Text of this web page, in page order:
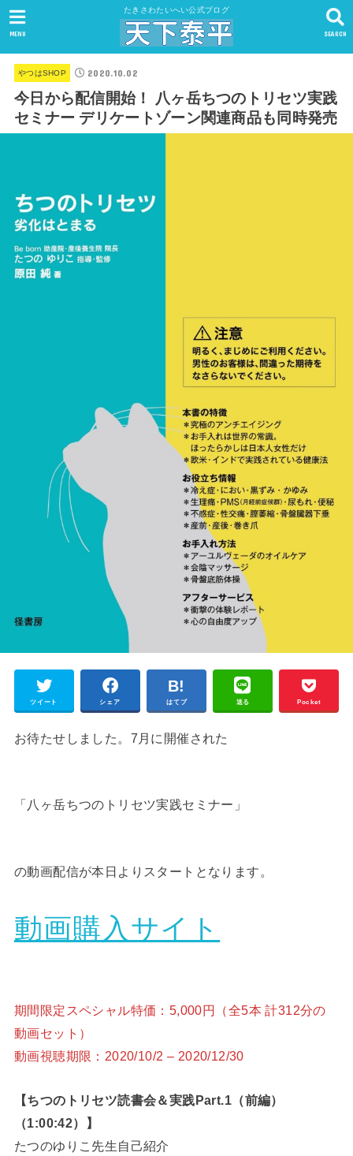
たきさわたいへい公式ブログ
SEARCH
MENU
やつはSHOP 2020.10.02
今日から配信開始！ 八ヶ岳ちつのトリセツ実践
セミナー デリケートゾーン関連商品も同時発売
ツイート シェア はてブ 送る Pocket
お待たせしました。7月に開催された
「八ヶ岳ちつのトリセツ実践セミナー」
の動画配信が本日よりスタートとなります。
動画購入サイト
期間限定スペシャル特価：5,000円（全5本 計312分の
動画セット）
動画視聴期限：2020/10/2 – 2020/12/30
【ちつのトリセツ読書会＆実践Part.1（前編）
（1:00:42）】
たつのゆりこ先生自己紹介